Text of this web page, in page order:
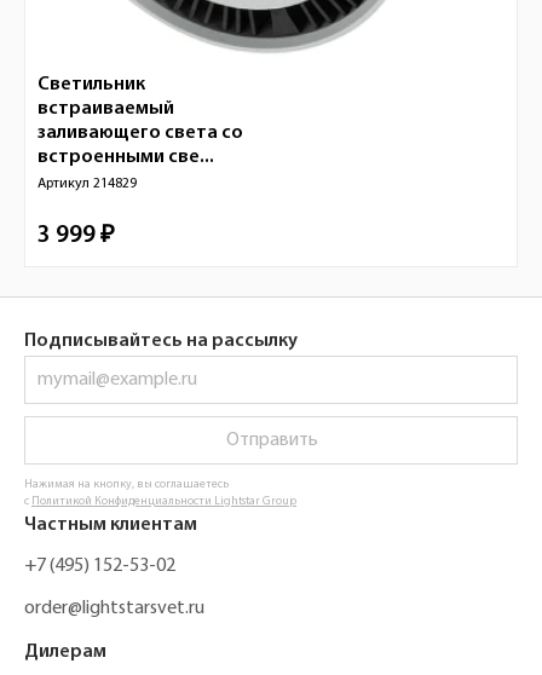
Светильник
встраиваемый
заливающего света со
встроенными све...
Артикул 214829
3 999 ₽
Подписывайтесь на рассылку
Отправить
Нажимая на кнопку, вы соглашаетесь
с Политикой Конфиденциальности Lightstar Group
Частным клиентам
+7 (495) 152-53-02
order@lightstarsvet.ru
Дилерам